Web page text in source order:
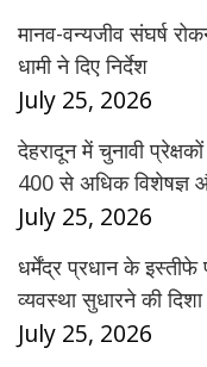
मानव-वन्यजीव संघर्ष
धामी ने दिए निर्देश
July 25, 2026
देहरादून में चुनावी
400 से अधिक विशेषज्ञ
July 25, 2026
धर्मेंद्र प्रधान के इस्तीफे
व्यवस्था सुधारने की
July 25, 2026